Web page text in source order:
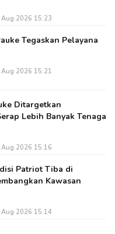
Aug 2026 15:23
Tegaskan Pelayana
Aug 2026 15:21
Ditargetkan
Lebih Banyak Tenaga
Aug 2026 15:16
Patriot Tiba di
Kawasan
Aug 2026 15:14